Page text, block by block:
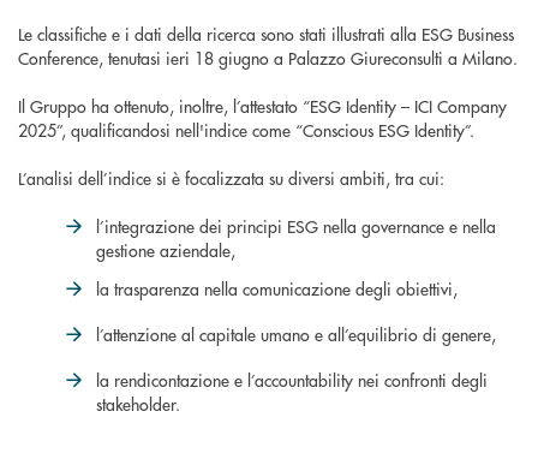
Le classifiche e i dati della ricerca sono stati illustrati alla ESG Business
Conference, tenutasi ieri 18 giugno a Palazzo Giureconsulti a Milano.
Il Gruppo ha ottenuto, inoltre, l’attestato “ESG Identity – ICI Company
2025”, qualificandosi nell'indice come “Conscious ESG Identity”.
L’analisi dell’indice si è focalizzata su diversi ambiti, tra cui:
l’integrazione dei principi ESG nella governance e nella
gestione aziendale,
la trasparenza nella comunicazione degli obiettivi,
l’attenzione al capitale umano e all’equilibrio di genere,
la rendicontazione e l’accountability nei confronti degli
stakeholder.